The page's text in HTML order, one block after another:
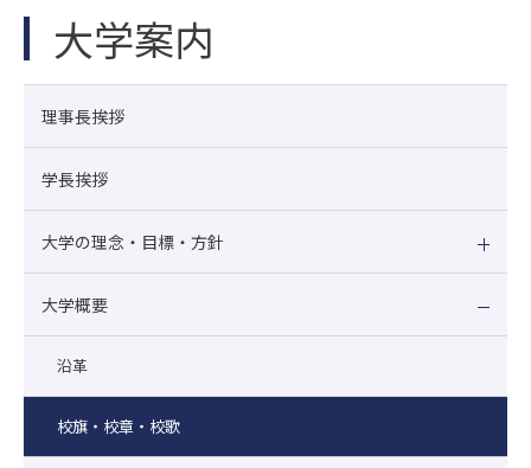
大学案内
理事長挨拶
学長挨拶
大学の理念・目標・方針
大学概要
沿革
校旗・校章・校歌